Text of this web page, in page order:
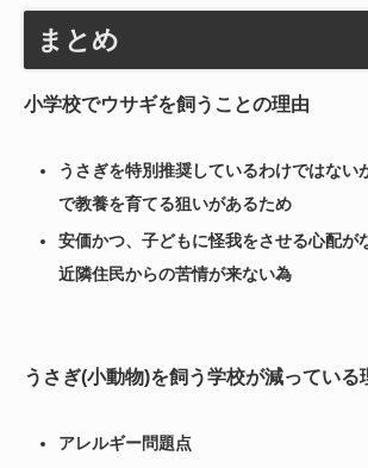
まとめ
小学校でウサギを飼うことの理由
うさぎを特別推奨しているわけではない
で教養を育てる狙いがあるため
安価かつ、子どもに怪我をさせる心配が
近隣住民からの苦情が来ない為
うさぎ(小動物)を飼う学校が減っている
アレルギー問題点